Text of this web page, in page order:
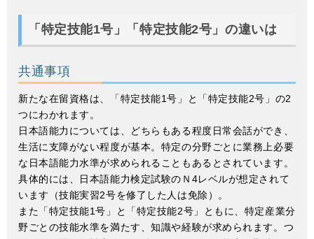
「特定技能1号」「特定技能2号」の違いは
共通事項
新たな在留資格は、「特定技能1号」と「特定技能2号」の2
つにわかれます。
日本語能力については、どちらもある程度日常会話ができ、
生活に支障がない程度が基本。特定の分野ごとに業務上必要
な日本語能力水準が求められることもあるとされています。
具体的には、日本語能力検定試験のＮ4レベルが想定されて
います（技能実習2号を修了した人は免除）。
また「特定技能1号」と「特定技能2号」ともに、特定産業分
野ごとの技能水準を満たす、知識や経験が求められます。つ